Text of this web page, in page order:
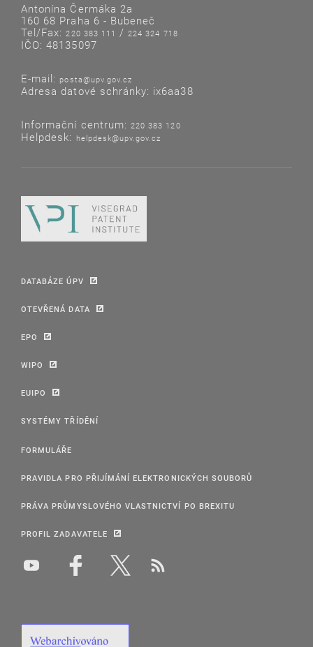
Antonína Čermáka 2a
160 68 Praha 6 - Bubeneč
Tel/Fax:220 383 111 /224 324 718
IČO: 48135097
E-mail: posta@upv.gov.cz
Adresa datové schránky: ix6aa38
Informační centrum: 220 383 120
Helpdesk: helpdesk@upv.gov.cz
DATABÁZE ÚPV
OTEVŘENÁ DATA
EPO
WIPO
EUIPO
SYSTÉMY TŘÍDĚNÍ
FORMULÁŘE
PRAVIDLA PRO PŘIJÍMÁNÍ ELEKTRONICKÝCH SOUBORŮ
PRÁVA PRŮMYSLOVÉHO VLASTNICTVÍ PO BREXITU
PROFIL ZADAVATELE